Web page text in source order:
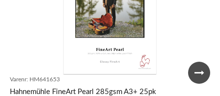
Varenr: HM641653
Hahnemühle FineArt Pearl 285gsm A3+ 25pk